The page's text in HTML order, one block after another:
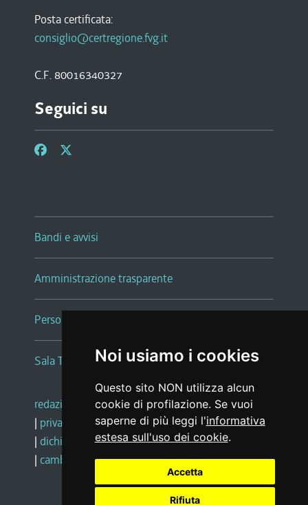
Noi usiamo i cookies
Questo sito NON utilizza alcun
cookie di profilazione. Se vuoi
saperne di più leggi l'informativa
estesa sull'uso dei cookie.
Accetta
Rifiuta
Posta certificata:
consiglio@certregione.fvg.it
C.F. 80016340327
Seguici su
Bandi e avvisi
Amministrazione trasparente
Persone e Uffici
Sala Tiziano Tessitori
redazione web |note legali |glossario
| privacy
social media policy
| dichiarazione di accessibilità |feedback
| cambio preferenze cookie